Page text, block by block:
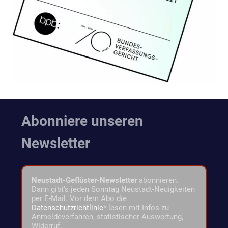
Abonniere unseren
Newsletter
Neustadt-Geflüster-Newsletter abonnieren.
Dann gibt's jeden Sonntag Neustadt-Neuigkeiten
per E-Mail. Vor dem Abo die
Datenschutzrichtlinie* lesen mit Infos zu
Anmeldeverfahren, statistischer Auswertung,
Widerruf.